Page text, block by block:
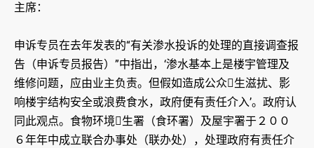
主席：
申诉专员在去年发表的“有关渗水投诉的处理的直接调查报
告（申诉专员报告）”中指出，‘渗水基本上是楼宇管理及
维修问题，应由业主负责。但假如造成公众生滋扰、影
响楼宇结构安全或浪费食水，政府便有责任介入’。政府认
同此观点。食物环境生署（食环署）及屋宇署于２００
６年年中成立联合办事处（联办处），处理政府有责任介